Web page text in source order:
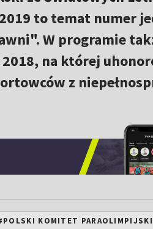
to temat numer
W programie
na której
z
KOMITET PARAOLIMPIJSKI